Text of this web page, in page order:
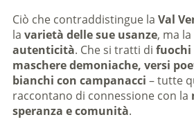
Ciò che contraddistingue la Val
la varietà delle sue usanze, ma
autenticità. Che si tratti di fuochi
maschere demoniache, versi
bianchi con campanacci – tutte
raccontano di connessione con la
speranza e comunità.